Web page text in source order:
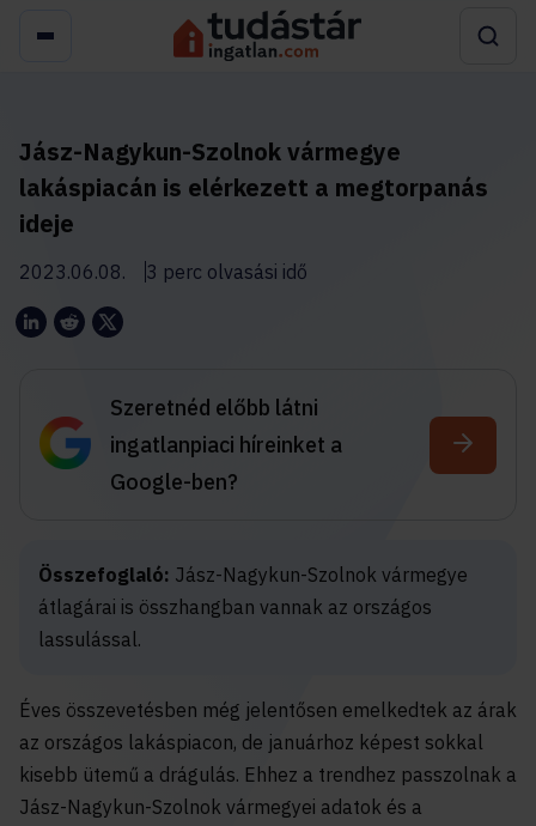
Jász-Nagykun-Szolnok vármegye
lakáspiacán is elérkezett a megtorpanás
ideje
2023.06.08. 3 perc olvasási idő
Szeretnéd előbb látni
ingatlanpiaci híreinket a
Google-ben?
Összefoglaló: Jász-Nagykun-Szolnok vármegye
átlagárai is összhangban vannak az országos
lassulással.
Éves összevetésben még jelentősen emelkedtek az árak
az országos lakáspiacon, de januárhoz képest sokkal
kisebb ütemű a drágulás. Ehhez a trendhez passzolnak a
Jász-Nagykun-Szolnok vármegyei adatok és a